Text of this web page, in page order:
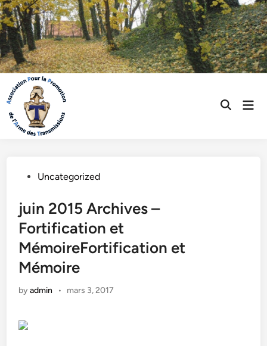
Skip
to
content
Open
PostedUncategorized
juin 2015 Archives –
Fortification et
MémoireFortification et
Mémoire
byadmin • mars 3, 2017